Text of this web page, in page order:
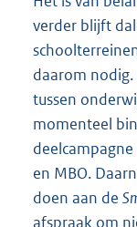
verder blijft
daarom
tussen
momenteel
en MBO.
doen aan de
afspraak om